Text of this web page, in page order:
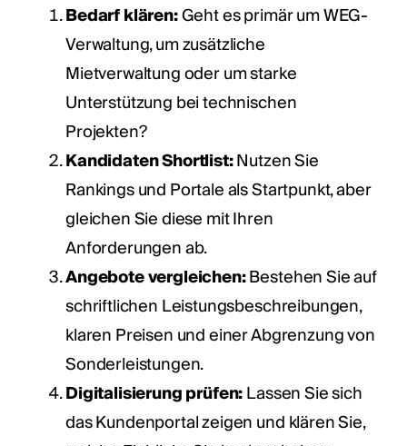
Bedarf klären:Geht es primär um WEG-
Verwaltung, um zusätzliche
Mietverwaltung oder um starke
Unterstützung bei technischen
Projekten?
Kandidaten Shortlist:Nutzen Sie
Rankings und Portale als Startpunkt, aber
gleichen Sie diese mit Ihren
Anforderungen ab.
Angebote vergleichen:Bestehen Sie auf
schriftlichen Leistungsbeschreibungen,
klaren Preisen und einer Abgrenzung von
Sonderleistungen.
Digitalisierung prüfen:Lassen Sie sich
das Kundenportal zeigen und klären Sie,